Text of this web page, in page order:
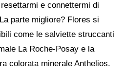
e connettermi di
parte migliore? Flores si
come le salviette struccanti
La Roche-Posay e la
colorata minerale Anthelios.